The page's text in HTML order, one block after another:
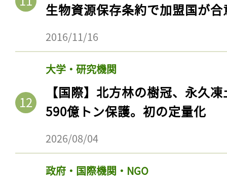
生物資源保存条約で加盟国が合
2016/11/16
大学・研究機関
【国際】北方林の樹冠、永久
590億トン保護。初の定量化
2026/08/04
政府・国際機関・NGO